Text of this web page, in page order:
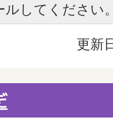
ルしてください
更新